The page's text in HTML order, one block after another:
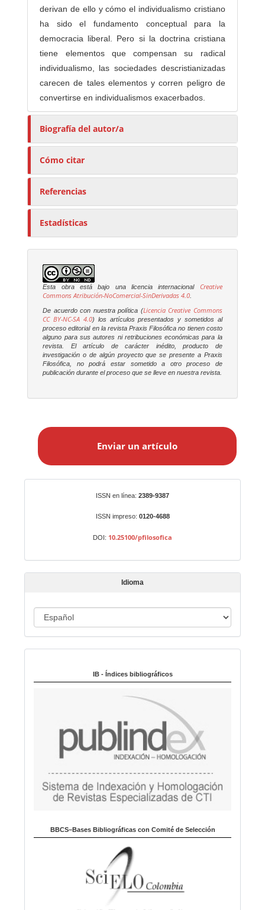
derivan de ello y cómo el individualismo cristiano
ha sido el fundamento conceptual para la
democracia liberal. Pero si la doctrina cristiana
tiene elementos que compensan su radical
individualismo, las sociedades descristianizadas
carecen de tales elementos y corren peligro de
convertirse en individualismos exacerbados.
Biografía del autor/a
Cómo citar
Referencias
Estadísticas
Esta obra está bajo una licencia internacional
Creative
Commons Atribución-NoComercial-SinDerivadas 4.0.
De acuerdo con nuestra política (Licencia Creative Commons
CC BY-NC-SA 4.0) los artículos presentados y sometidos al
proceso editorial en la revistaPraxis Filosófica no tienen costo
alguno para sus autores ni retribuciones económicas para la
revista. El artículo de carácter inédito, producto de
investigación o de algún proyecto que se presente a Praxis
Filosófica, no podrá estar sometido a otro proceso de
publicación durante el proceso que se lleve en nuestra revista.
a
t
í
o
Enviar un artículo
ISSN en línea: 2389-9387
ISSN impreso: 0120-4688
DOI: 10.25100/pfilosofica
Idioma
d
m
IB - Índices bibliográficos
BBCS–Bases Bibliográficas con Comité de Selección